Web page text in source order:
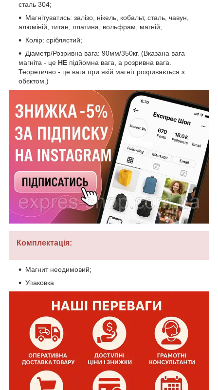
сталь 304;
Магнітуватись: залізо, нікель, кобальт, сталь, чавун,
алюміній, титан, платина, вольфрам, магній;
Колір: сріблястий;
Діаметр/Розривна вага: 90мм/350кг. (Вказана вага
магніта - це НЕ підйомна вага, а розривна вага.
Теоретично - це вага при якій магніт розривається з
обєктом.)
Комплектація:
Магнит неодимовий;
Упаковка